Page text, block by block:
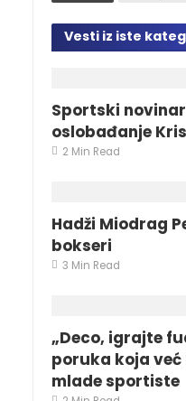
Vesti iz iste
Sportski
oslobađanje
2 Min Read
Hadži Miodrag
bokseri
3 Min Read
„Deco, igrajte
poruka koja
mlade sportiste